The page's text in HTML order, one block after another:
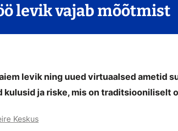
levik vajab mõõtmist
levik ning uued virtuaalsed ametid
kulusid ja riske, mis on traditsiooniliselt
Keskus